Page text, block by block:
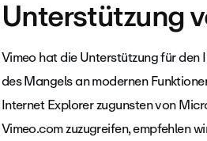
Unterstützung
Vimeo hat die Unterstützung für
des Mangels an modernen
Internet Explorer zugunsten von
Vimeo.com zuzugreifen, empfehlen